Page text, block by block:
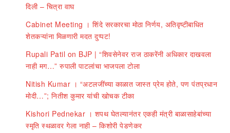
दिली – चित्रा वाघ
Cabinet Meeting । शिंदे सरकारचा मोठा निर्णय, अतिवृष्टीबाधित
शेतकऱ्यांना मिळणारी मदत दुप्पट!
Rupali Patil on BJP | “शिवसेनेवर राज ठाकरेंनी अधिकार दाखवला
नाही मग…” रुपाली पाटलांचा भाजपला टोला
Nitish Kumar । “अटलजींच्या काळात जास्त प्रेम होते, पण पंतप्रधान
मोदी…”; नितीश कुमार यांची खोचक टीका
Kishori Pednekar । शपथ घेतल्यानंतर एकही मंत्री बाळासाहेबांच्या
स्मृति स्थळावर गेला नाही – किशोरी पेडणेकर